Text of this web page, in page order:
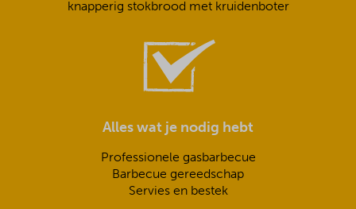
knapperig stokbrood met kruidenboter
Alles wat je nodig hebt
Professionele gasbarbecue
Barbecue gereedschap
Servies en bestek